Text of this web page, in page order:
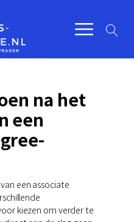
na het
een
een associate
kiezen om verder te